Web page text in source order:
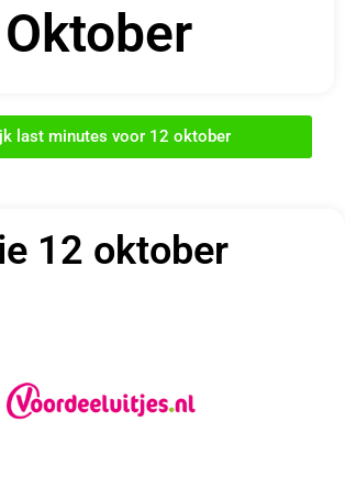
Oktober
last minutes voor 12 oktober
12 oktober